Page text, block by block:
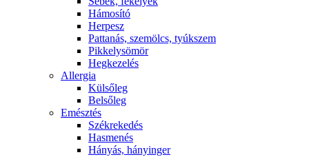
Hámosító
Herpesz
Pattanás, szemölcs, tyúkszem
Pikkelysömör
Hegkezelés
Allergia
Külsőleg
Belsőleg
Emésztés
Székrekedés
Hasmenés
Hányás, hányinger